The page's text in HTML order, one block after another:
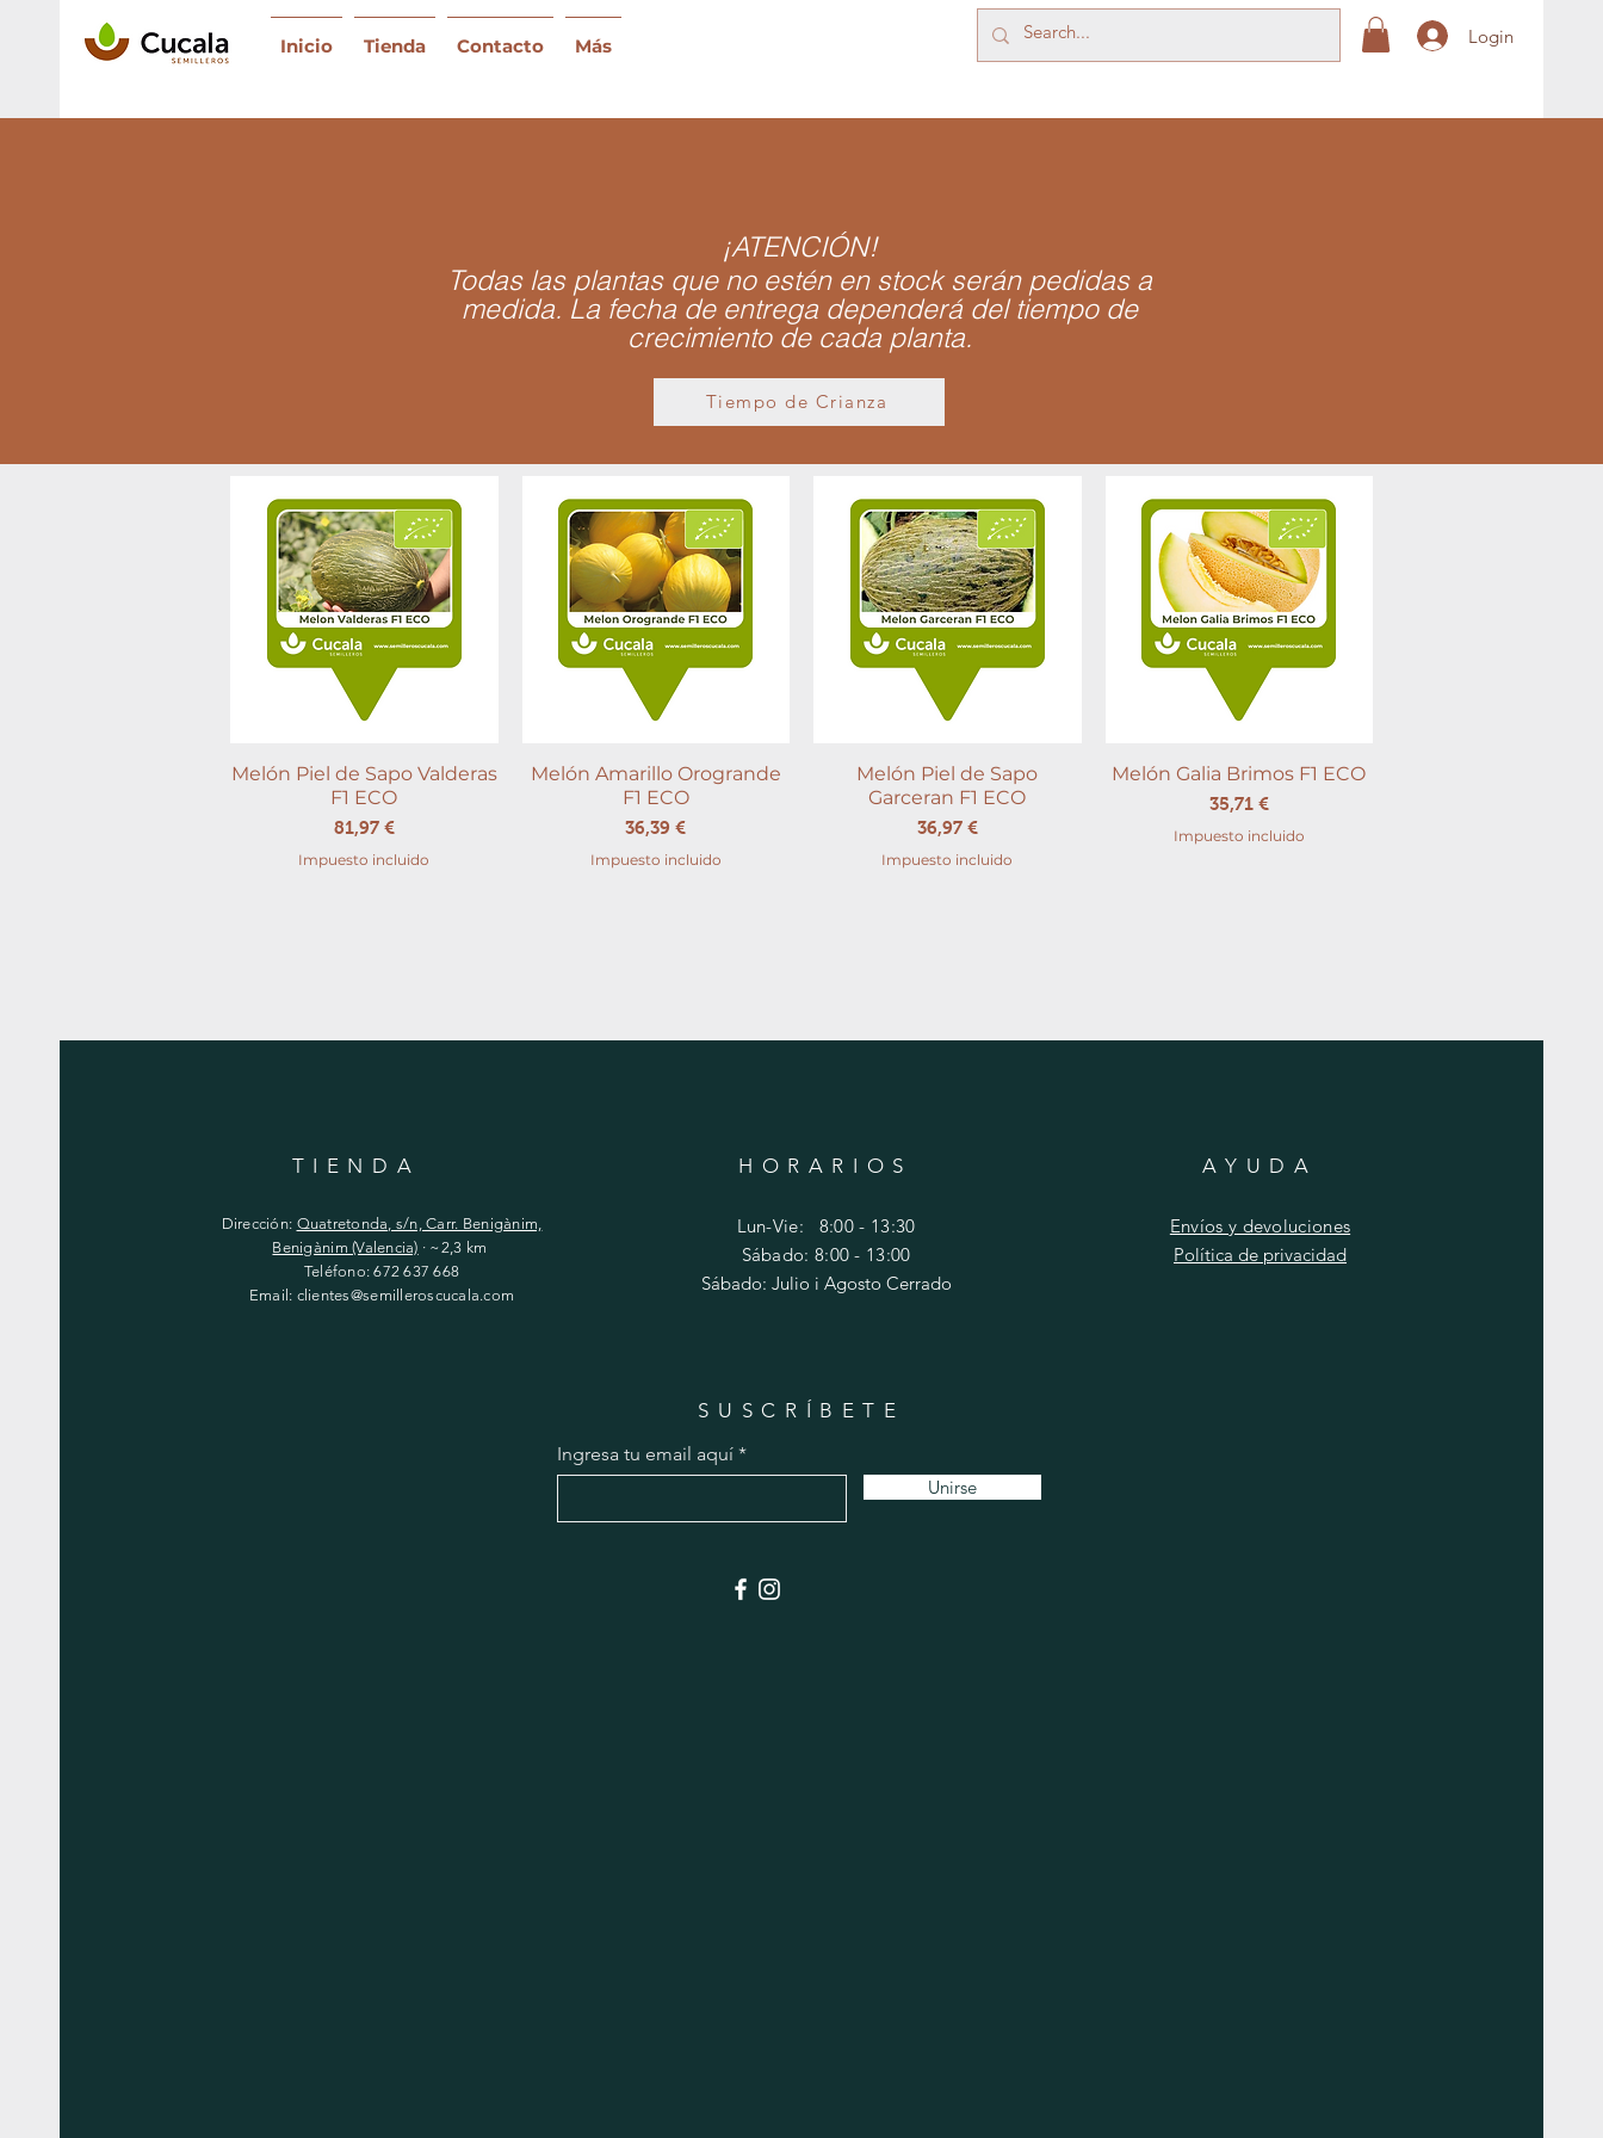
Inicio Tienda Contacto Más Login
¡ATENCIÓN!
Todas las plantas que no estén en stock serán pedidas a
medida. La fecha de entrega dependerá del tiempo de
crecimiento de cada planta.
Tiempo de Crianza
Vista rápida
Melón Piel de Sapo Valderas
F1 ECO
Precio
81,97 €
Impuesto incluido
Vista rápida
Melón Amarillo Orogrande
F1 ECO
Precio
36,39 €
Impuesto incluido
Vista rápida
Melón Piel de Sapo
Garceran F1 ECO
Precio
36,97 €
Impuesto incluido
Vista rápida
Melón Galia Brimos F1 ECO
Precio
35,71 €
Impuesto incluido
TIENDA
Dirección: Quatretonda, s/n, Carr. Benigànim,
Benigànim (Valencia) · ~2,3 km
Teléfono: 672 637 668
Email: clientes@semilleroscucala.com
HORARIOS
Lun-Vie: 8:00 - 13:30
Sábado: 8:00 - 13:00
Sábado: Julio i Agosto Cerrado
AYUDA
Envíos y devoluciones
Política de privacidad
SUSCRÍBETE
Ingresa tu email aquí
Unirse